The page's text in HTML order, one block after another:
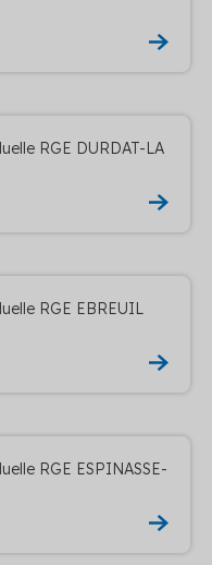
RGE DURDAT-LA
RGE EBREUIL
RGE ESPINASSE-